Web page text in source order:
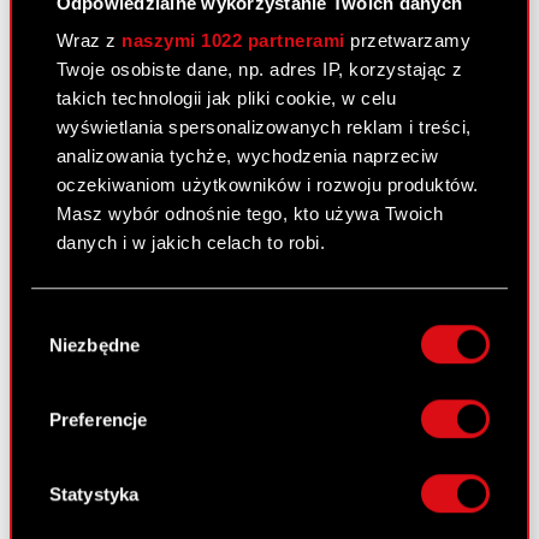
Wraz z naszymi 1022 partnerami przetwarzamy
Twoje osobiste dane, np. adres IP, korzystając z
takich technologii jak pliki cookie, w celu
wyświetlania spersonalizowanych reklam i treści,
analizowania tychże, wychodzenia naprzeciw
oczekiwaniom użytkowników i rozwoju produktów.
Masz wybór odnośnie tego, kto używa Twoich
danych i w jakich celach to robi.
lokalizacji geograficznej z dokładnością nawet
Identyfikować Twoje urządzenie, aktywnie
analizując charakteryzującego je zbiory
palca)
zgody
Niezbędne
Preferencje
Statystyka
Raport bieżący nr 73/2010
18 października 2010
PDF
Szacunki wybranych pozycji
skonsolidowanych wyników finansowych
Grupy Kapitałowej Optimus za okres od
01 lipca 2010 r. do 30 września 2010 r.
PDF
Akcjonariusze posiadający co najmniej
Zgromadzeniu Akcjonariuszy Spółki.
Raport bieżący nr 71/2010